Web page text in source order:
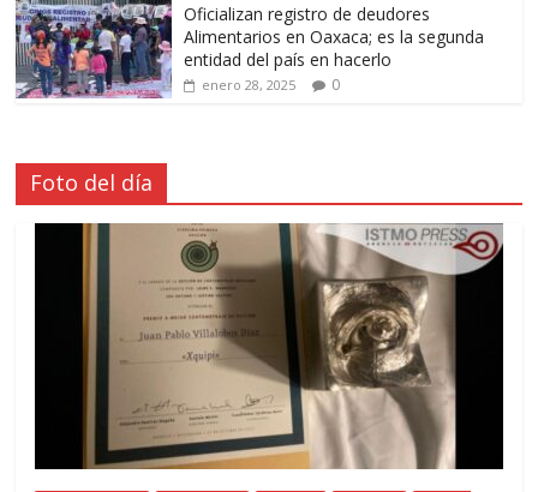
Oficializan registro de deudores
Alimentarios en Oaxaca; es la segunda
entidad del país en hacerlo
enero 28, 2025 0
Foto del día